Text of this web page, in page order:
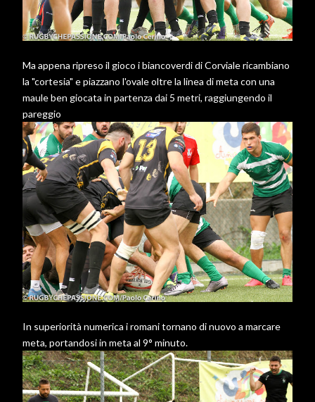
Ma appena ripreso il gioco i biancoverdi di Corviale ricambiano
la "cortesia" e piazzano l'ovale oltre la linea di meta con una
maule ben giocata in partenza dai 5 metri, raggiungendo il
pareggio
In superiorità numerica i romani tornano di nuovo a marcare
meta, portandosi in meta al 9° minuto.